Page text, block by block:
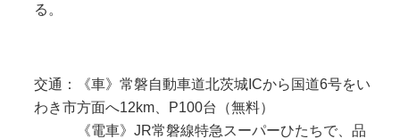
る。
交通：《車》常磐自動車道北茨城ICから国道6号をい
わき市方面へ12km、P100台（無料）
《電車》JR常磐線特急スーパーひたちで、品